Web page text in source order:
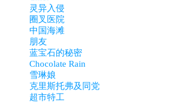
灵异入侵
圈叉医院
中国海滩
朋友
蓝宝石的秘密
Chocolate Rain
雪琳娘
克里斯托弗及同党
超市特工